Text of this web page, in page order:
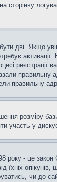
сторінку
дві. Якщо
правильну
правильну
розміру
участь у
року - це
чи до